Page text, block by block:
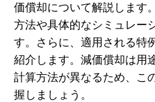
価償却について解説します
方法や具体的なシミュレー
す。さらに、適用される特
紹介します。減価償却は用
計算方法が異なるため、こ
握しましょう。